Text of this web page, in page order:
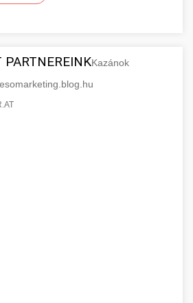
PARTNEREINKKazánok